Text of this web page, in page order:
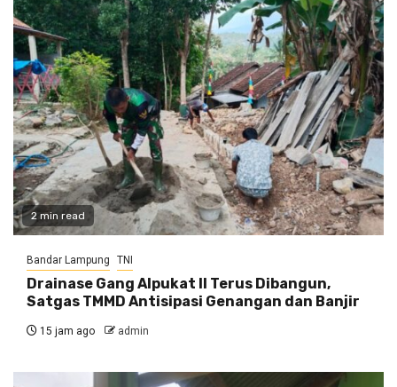
2 min read
Bandar Lampung TNI
Drainase Gang Alpukat II Terus Dibangun,
Satgas TMMD Antisipasi Genangan dan Banjir
15 jam ago admin